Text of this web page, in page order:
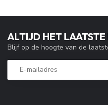
ALTIJD HET LAATSTE
Blijf op de hoogte van de